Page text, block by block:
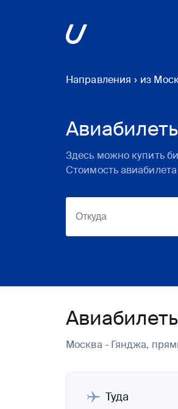
Направления › из
Здесь можно купить
Стоимость
Москва - Гянджа,
Туда